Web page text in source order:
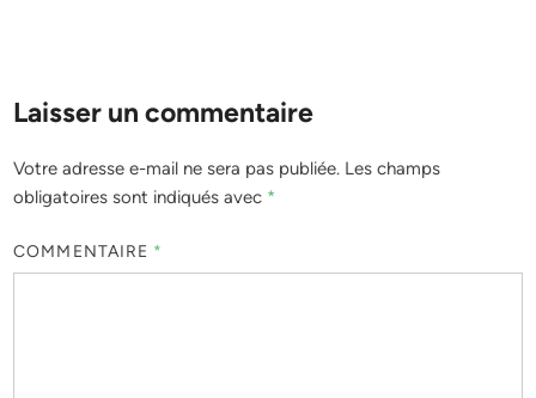
Laisser un commentaire
Votre adresse e-mail ne sera pas publiée. Les champs
obligatoires sont indiqués avec *
COMMENTAIRE *